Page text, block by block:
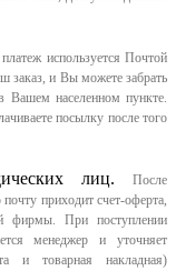
используется Почтой
заказ, и Вы можете забрать
Вашем населенном пункте.
посылку после того
лиц.
После
приходит счет-оферта,
фирмы. При поступлении
менеджер и уточняет
и товарная накладная)